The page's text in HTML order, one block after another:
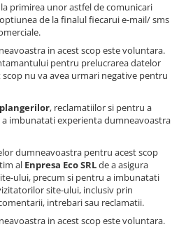
primirea unor astfel de comunicari
de la finalul fiecarui e-mail/ sms
in acest scop este voluntara.
pentru prelucrarea datelor
nu va avea urmari negative pentru
, reclamatiilor si pentru a
imbunatati experienta dumneavoastra
dumneavoastra pentru acest scop
al Enpresa Eco SRLde a asigura
ului, precum si pentru a imbunatati
site-ului, inclusiv prin
intrebari sau reclamatii.
in acest scop este voluntara.